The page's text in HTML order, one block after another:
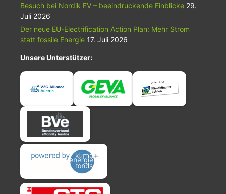
Besuch bei Nordik EV – beeindruckende Einblicke 29.
Juli 2026
Der neue EU-Electrification Action Plan: Mehr Strom
statt fossile Energie 17. Juli 2026
Unsere Unterstützer: